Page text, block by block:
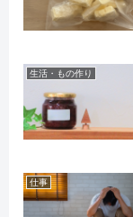
生活・もの作り
仕事